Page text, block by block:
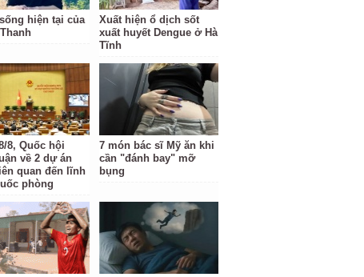
hiện tại của
Xuất hiện ổ dịch sốt
xuất huyết Dengue ở Hà
Tĩnh
8, Quốc hội
về 2 dự án
quan đến lĩnh
phòng
7 món bác sĩ Mỹ ăn khi
cần "đánh bay" mỡ
bụng